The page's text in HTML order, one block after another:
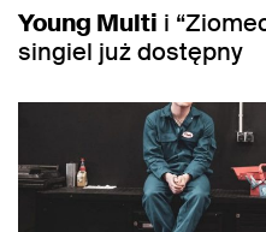
Young Multi i
singiel już dostępny